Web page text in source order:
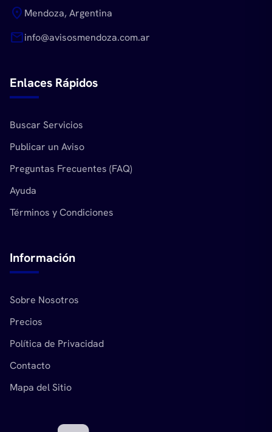
location_on Mendoza, Argentina
mailinfo@avisosmendoza.com.ar
Enlaces Rápidos
Buscar Servicios
Publicar un Aviso
Preguntas Frecuentes (FAQ)
Ayuda
Términos y Condiciones
Información
Sobre Nosotros
Precios
Política de Privacidad
Contacto
Mapa del Sitio